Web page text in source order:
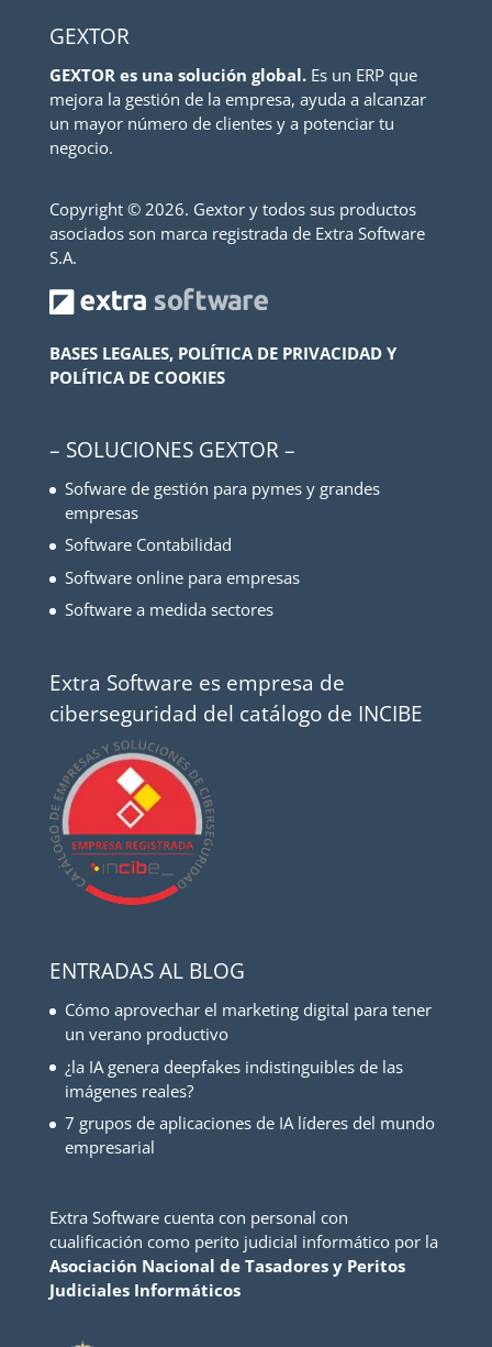
GEXTOR
GEXTOR es una solución global.Es un ERP que
mejora la gestión de la empresa, ayuda a alcanzar
un mayor número de clientes y a potenciar tu
negocio.
Copyright © 2026. Gextor y todos sus productos
asociados son marca registrada de Extra Software
S.A.
BASES LEGALES, POLÍTICA DE PRIVACIDAD Y
POLÍTICA DE COOKIES
– SOLUCIONES GEXTOR –
Sofware de gestión para pymes y grandes
empresas
Software Contabilidad
Software online para empresas
Software a medida sectores
Extra Software es empresa de
ciberseguridad del catálogo de INCIBE
ENTRADAS AL BLOG
Cómo aprovechar el marketing digital para tener
un verano productivo
¿la IA genera deepfakes indistinguibles de las
imágenes reales?
7 grupos de aplicaciones de IA líderes del mundo
empresarial
Extra Software cuenta con personal con
cualificación como perito judicial informático por la
Asociación Nacional de Tasadores y Peritos
Judiciales Informáticos